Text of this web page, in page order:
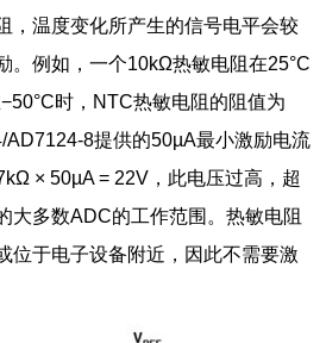
，温度变化所产生的信号电平会较
。例如，一个10kΩ热敏电阻在25°C
时，NTC热敏电阻的阻值为
8提供的50µA最小激励电流
× 50µA = 22V，此电压过高，超
大多数ADC的工作范围。热敏电阻
位于电子设备附近，因此不需要激